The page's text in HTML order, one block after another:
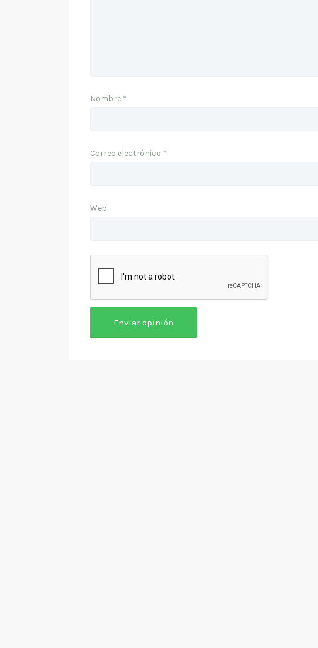
Nombre *
Correo electrónico *
Web